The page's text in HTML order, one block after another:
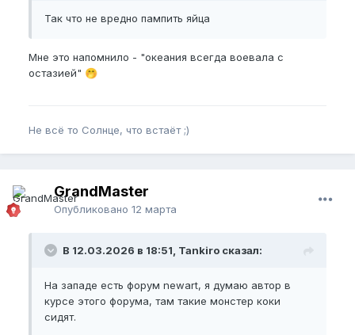
Так что не вредно пампить яйца
Мне это напомнило - "океания всегда воевала с
остазией" 🤭
Не всё то Солнце, что встаёт ;)
GrandMaster
Опубликовано 12 марта
В 12.03.2026 в 18:51, Tankiro сказал:
На западе есть форум newart, я думаю автор в
курсе этого форума, там такие монстер коки
сидят.